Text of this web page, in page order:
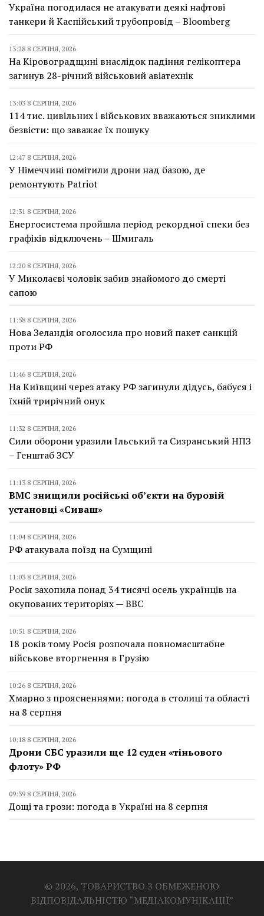
Україна погодилася не атакувати деякі нафтові
танкери й Каспійський трубопровід – Bloomberg
13:28 8 СЕРПНЯ, 2026
На Кіровоградщині внаслідок падіння гелікоптера
загинув 28-річний військовий авіатехнік
13:03 8 СЕРПНЯ, 2026
114 тис. цивільних і військових вважаються зниклими
безвісти: що заважає їх пошуку
12:47 8 СЕРПНЯ, 2026
У Німеччині помітили дрони над базою, де
ремонтують Patriot
12:31 8 СЕРПНЯ, 2026
Енергосистема пройшла період рекордної спеки без
графіків відключень – Шмигаль
12:20 8 СЕРПНЯ, 2026
У Миколаєві чоловік забив знайомого до смерті
сапою
11:58 8 СЕРПНЯ, 2026
Нова Зеландія оголосила про новий пакет санкцій
проти РФ
11:46 8 СЕРПНЯ, 2026
На Київщині через атаку РФ загинули дідусь, бабуся і
їхній трирічний онук
11:32 8 СЕРПНЯ, 2026
Сили оборони уразили Ільський та Сизранський НПЗ
– Генштаб ЗСУ
11:13 8 СЕРПНЯ, 2026
ВМС знищили російські об’єкти на буровій
установці «Сиваш»
11:04 8 СЕРПНЯ, 2026
РФ атакувала поїзд на Сумщині
11:03 8 СЕРПНЯ, 2026
Росія захопила понад 34 тисячі осель українців на
окупованих територіях — BBC
10:51 8 СЕРПНЯ, 2026
18 років тому Росія розпочала повномасштабне
військове вторгнення в Грузію
10:26 8 СЕРПНЯ, 2026
Хмарно з проясненнями: погода в столиці та області
на 8 серпня
10:18 8 СЕРПНЯ, 2026
Дрони СБС уразили ще 12 суден «тіньового
флоту» РФ
09:39 8 СЕРПНЯ, 2026
Дощі та грози: погода в Україні на 8 серпня
© 2026, ТОВАРИСТВО З ОБМЕЖЕНОЮ
ВІДПОВІДАЛЬНІСТЮ “МЕДІАКОМУНІКАЦІЇ”